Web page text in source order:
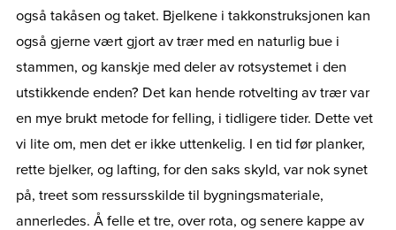
også takåsen og taket. Bjelkene i takkonstruksjonen kan
også gjerne vært gjort av trær med en naturlig bue i
stammen, og kanskje med deler av rotsystemet i den
utstikkende enden? Det kan hende rotvelting av trær var
en mye brukt metode for felling, i tidligere tider. Dette vet
vi lite om, men det er ikke uttenkelig. I en tid før planker,
rette bjelker, og lafting, for den saks skyld, var nok synet
på, treet som ressursskilde til bygningsmateriale,
annerledes. Å felle et tre, over rota, og senere kappe av